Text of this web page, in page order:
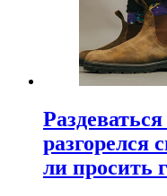
разгорелся
ли просить